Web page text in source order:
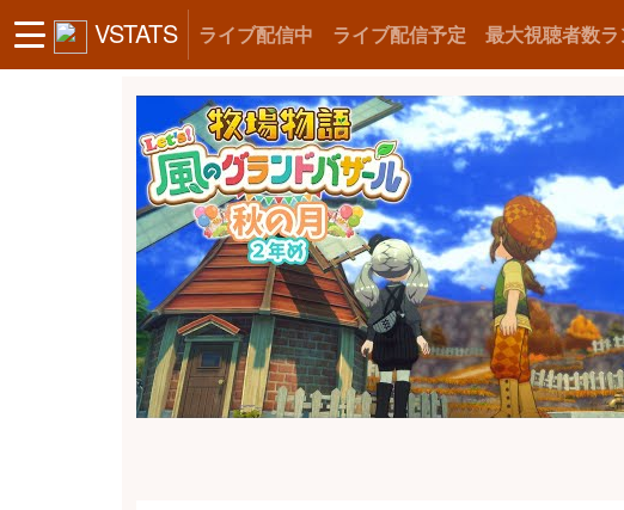
VSTATS ライブ配信中 ライブ配信予定 最大視聴者数